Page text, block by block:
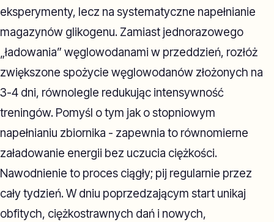
eksperymenty, lecz na systematyczne napełnianie
magazynów glikogenu. Zamiast jednorazowego
„ładowania” węglowodanami w przeddzień, rozłóż
zwiększone spożycie węglowodanów złożonych na
3-4 dni, równolegle redukując intensywność
treningów. Pomyśl o tym jak o stopniowym
napełnianiu zbiornika - zapewnia to równomierne
załadowanie energii bez uczucia ciężkości.
Nawodnienie to proces ciągły; pij regularnie przez
cały tydzień. W dniu poprzedzającym start unikaj
obfitych, ciężkostrawnych dań i nowych,